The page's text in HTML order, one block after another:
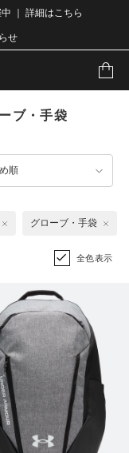
｜ 詳細はこちら
せ
ブ・手袋
順
グローブ・手袋
全色表示